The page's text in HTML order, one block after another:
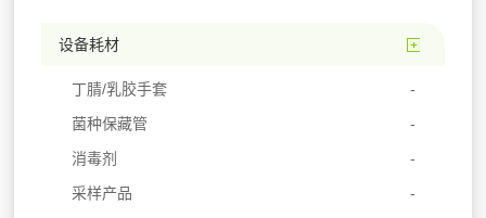
设备耗材
丁腈/乳胶手套
菌种保藏管
消毒剂
采样产品